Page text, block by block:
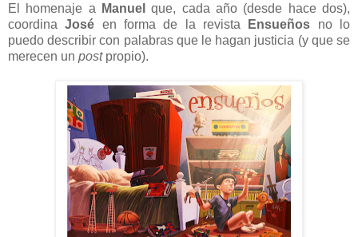
El homenaje a Manuel
que, cada año (desde hace dos),
coordinaJosé en forma de la revista Ensueños no lo
puedo describir con palabras que le hagan justicia (y que se
merecen un postpropio).